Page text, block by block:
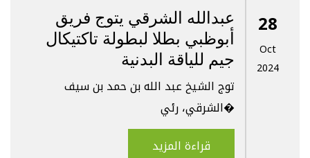
عبدالله الشرقي يتوج فريق
أبوظبي بطلا لبطولة تاكتيكال
جيم للياقة البدنية
توج الشيخ عبد الله بن حمد بن سيف
الشرقي، رئي�
قراءة المزيد
28
Oct
2024